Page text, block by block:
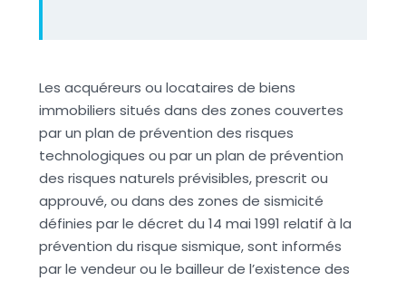
Les acquéreurs ou locataires de biens
immobiliers situés dans des zones couvertes
par un plan de prévention des risques
technologiques ou par un plan de prévention
des risques naturels prévisibles, prescrit ou
approuvé, ou dans des zones de sismicité
définies par le décret du 14 mai 1991 relatif à la
prévention du risque sismique, sont informés
par le vendeur ou le bailleur de l’existence des